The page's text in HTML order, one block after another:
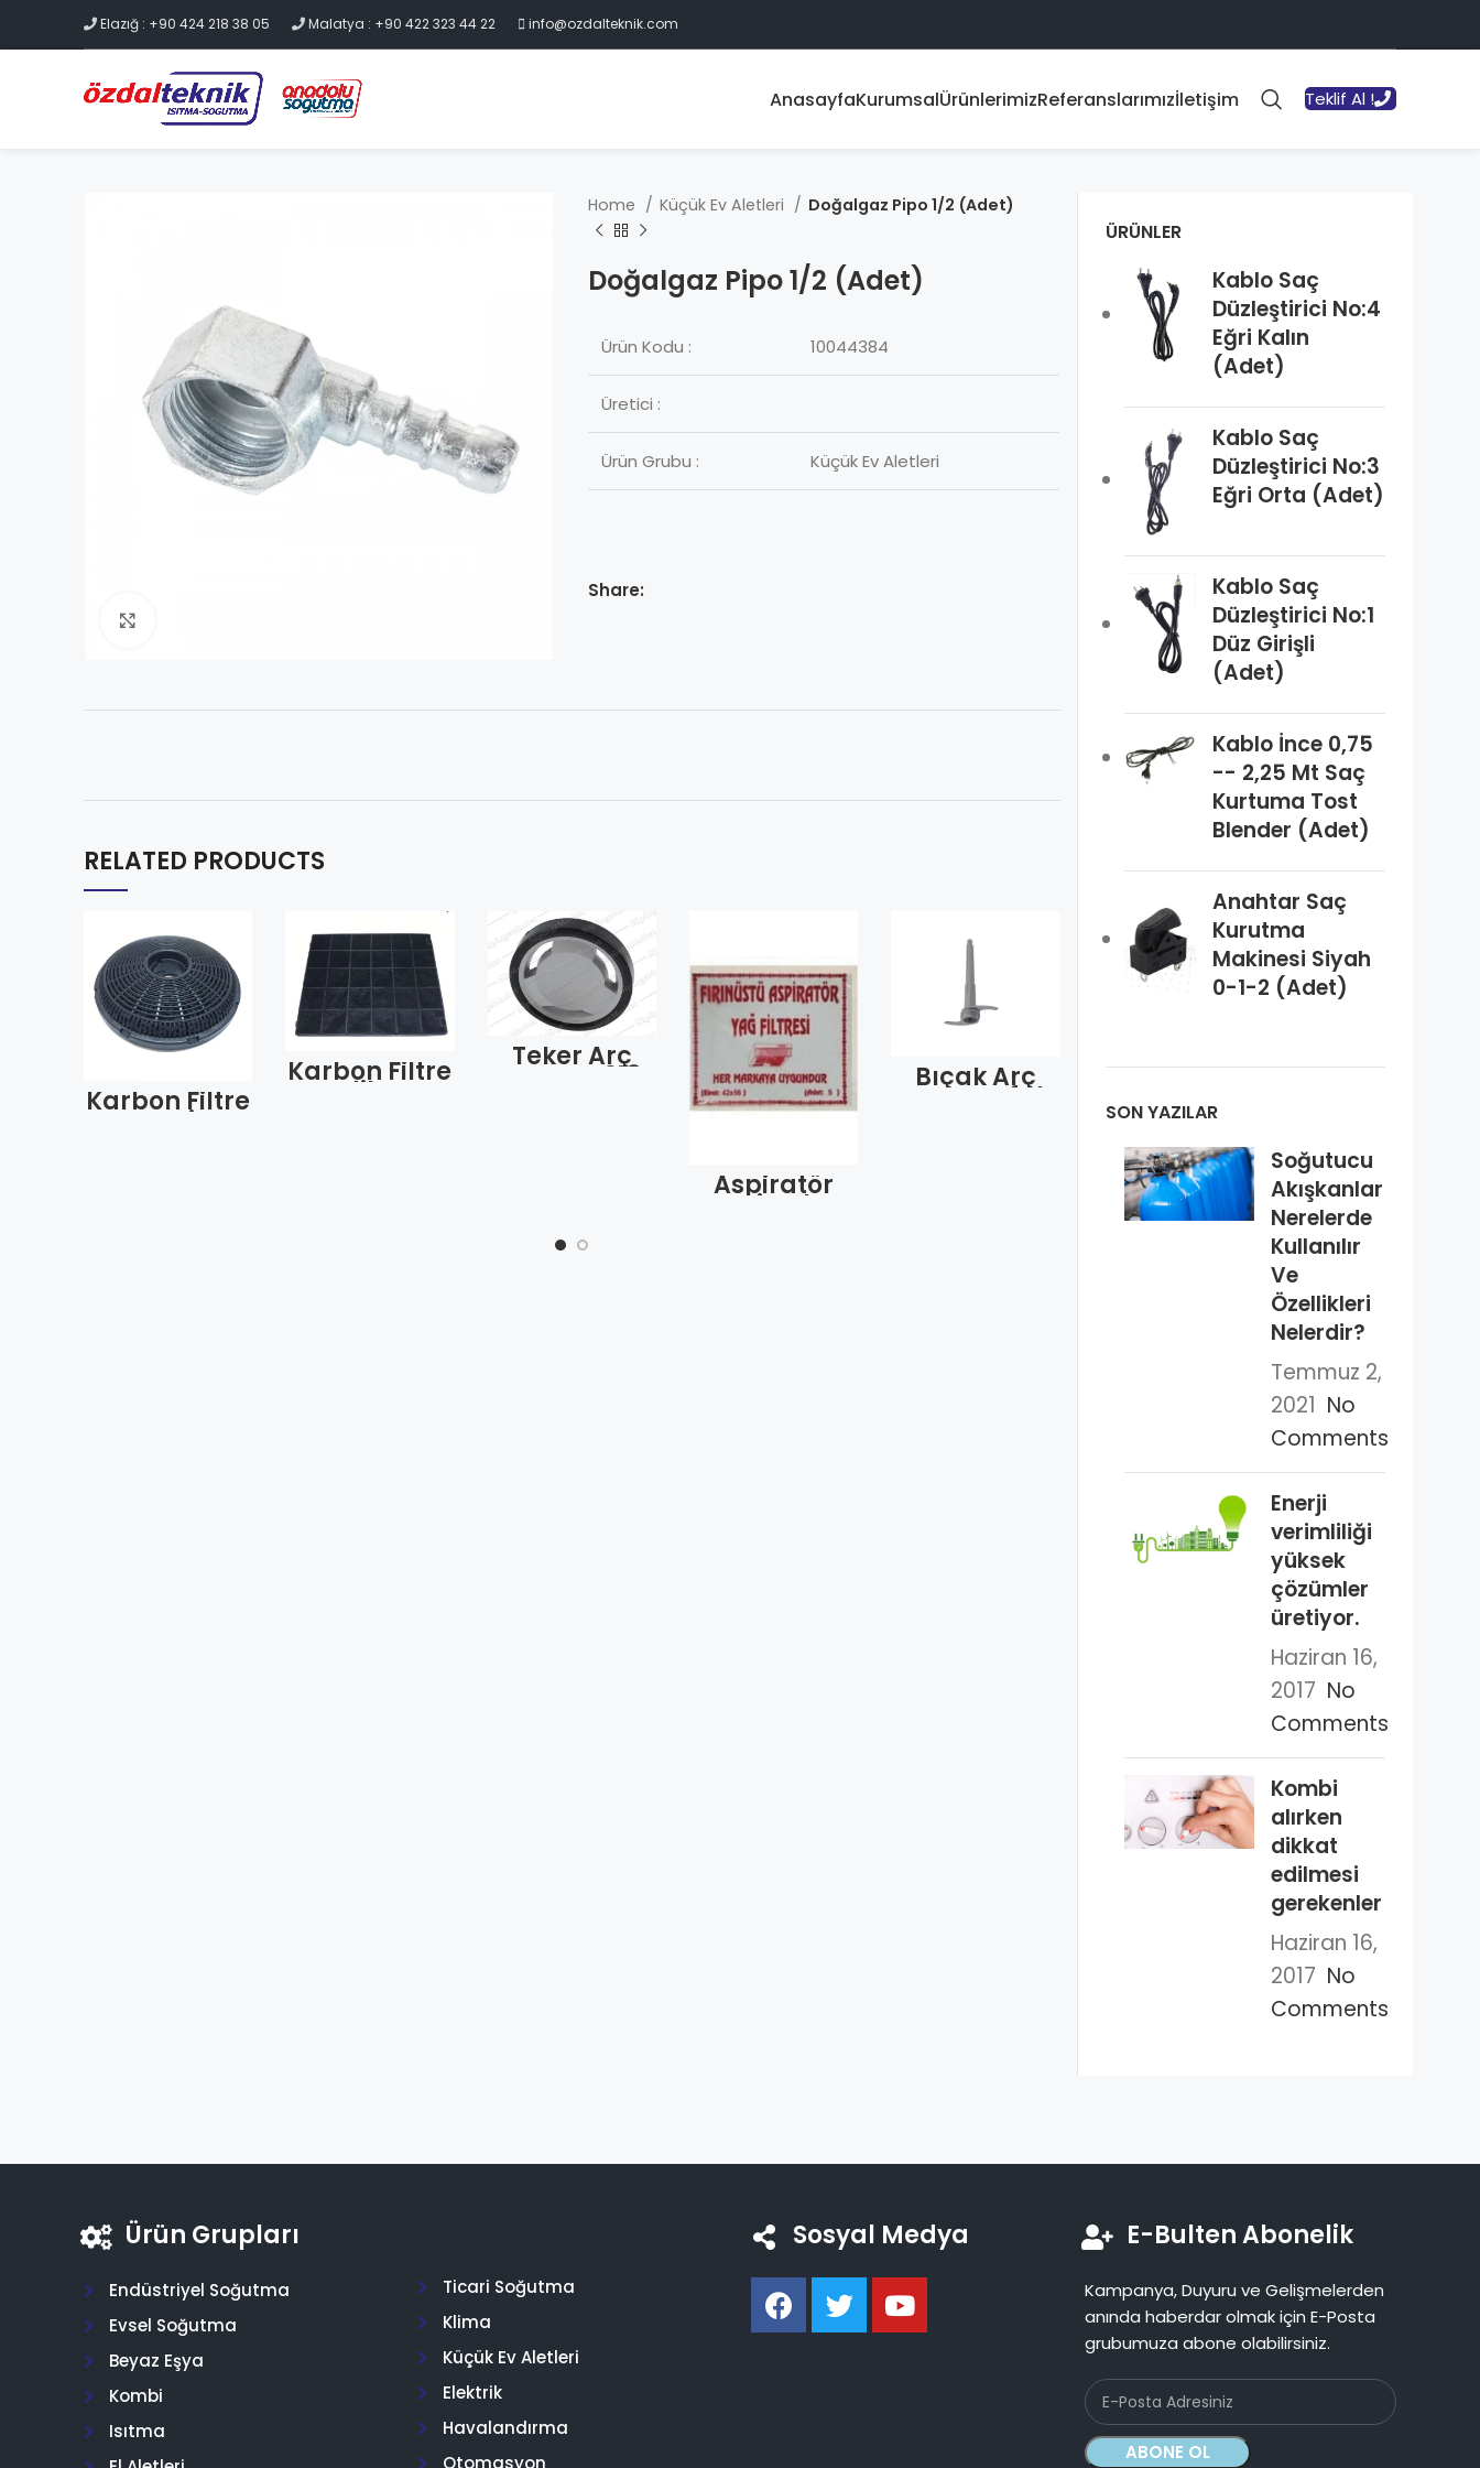
Elazığ : +90 424 218 38 05 Malatya : +90 422 323 44 22 info@ozdalteknik.com
AnasayfaKurumsalÜrünlerimizReferanslarımızİletişim Teklif Al !
Home Küçük Ev Aletleri Doğalgaz Pipo 1/2 (Adet)
Doğalgaz Pipo 1/2 (Adet)
Ürün Kodu : 10044384
Üretici :
Ürün Grubu : Küçük Ev Aletleri
Share:
RELATED PRODUCTS
Karbon Filtre
Yeni
Karbon Filtre
Arçelik Kare
Teker Arç
Kangru 918
Aspiratör
Bezi Kalın
Bıçak Arç
Arzm Tefal
Franke
9178005466
(Adet)
Aspiratör
250*300 Tek
Tırnak Arka
Düz/Öz
(Adet)
ÜRÜNLER
Kablo Saç
Düzleştirici No:4
Eğri Kalın
(Adet)
Kablo Saç
Düzleştirici No:3
Eğri Orta (Adet)
Kablo Saç
Düzleştirici No:1
Düz Girişli
(Adet)
Kablo İnce 0,75
-- 2,25 Mt Saç
Kurtuma Tost
Blender (Adet)
Anahtar Saç
Kurutma
Makinesi Siyah
0-1-2 (Adet)
SON YAZILAR
Soğutucu
Akışkanlar
Nerelerde
Kullanılır
Ve
Özellikleri
Nelerdir?
Temmuz 2,
2021 No
Comments
Enerji
verimliliği
yüksek
çözümler
üretiyor.
Haziran 16,
2017 No
Comments
Kombi
alırken
dikkat
edilmesi
gerekenler
Haziran 16,
2017 No
Comments
Ürün Grupları
Endüstriyel Soğutma
Evsel Soğutma
Beyaz Eşya
Kombi
Isıtma
Ticari Soğutma
Klima
Küçük Ev Aletleri
Elektrik
Havalandırma
Otomasyon
Sosyal Medya E-Bulten Abonelik
Kampanya, Duyuru ve Gelişmelerden
anında haberdar olmak için E-Posta
grubumuza abone olabilirsiniz.